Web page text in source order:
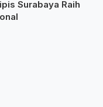
Surabaya Raih